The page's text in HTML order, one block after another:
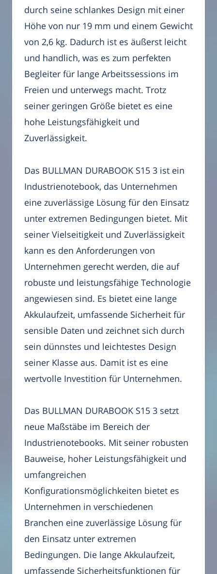
durch seine schlankes Design mit einer
Höhe von nur 19 mm und einem Gewicht
von 2,6 kg. Dadurch ist es äußerst leicht
und handlich, was es zum perfekten
Begleiter für lange Arbeitssessions im
Freien und unterwegs macht. Trotz
seiner geringen Größe bietet es eine
hohe Leistungsfähigkeit und
Zuverlässigkeit.
Das BULLMAN DURABOOK S15 3 ist ein
Industrienotebook, das Unternehmen
eine zuverlässige Lösung für den Einsatz
unter extremen Bedingungen bietet. Mit
seiner Vielseitigkeit und Zuverlässigkeit
kann es den Anforderungen von
Unternehmen gerecht werden, die auf
robuste und leistungsfähige Technologie
angewiesen sind. Es bietet eine lange
Akkulaufzeit, umfassende Sicherheit für
sensible Daten und zeichnet sich durch
sein dünnstes und leichtestes Design
seiner Klasse aus. Damit ist es eine
wertvolle Investition für Unternehmen.
Das BULLMAN DURABOOK S15 3 setzt
neue Maßstäbe im Bereich der
Industrienotebooks. Mit seiner robusten
Bauweise, hoher Leistungsfähigkeit und
umfangreichen
Konfigurationsmöglichkeiten bietet es
Unternehmen in verschiedenen
Branchen eine zuverlässige Lösung für
den Einsatz unter extremen
Bedingungen. Die lange Akkulaufzeit,
umfassende Sicherheitsfunktionen für